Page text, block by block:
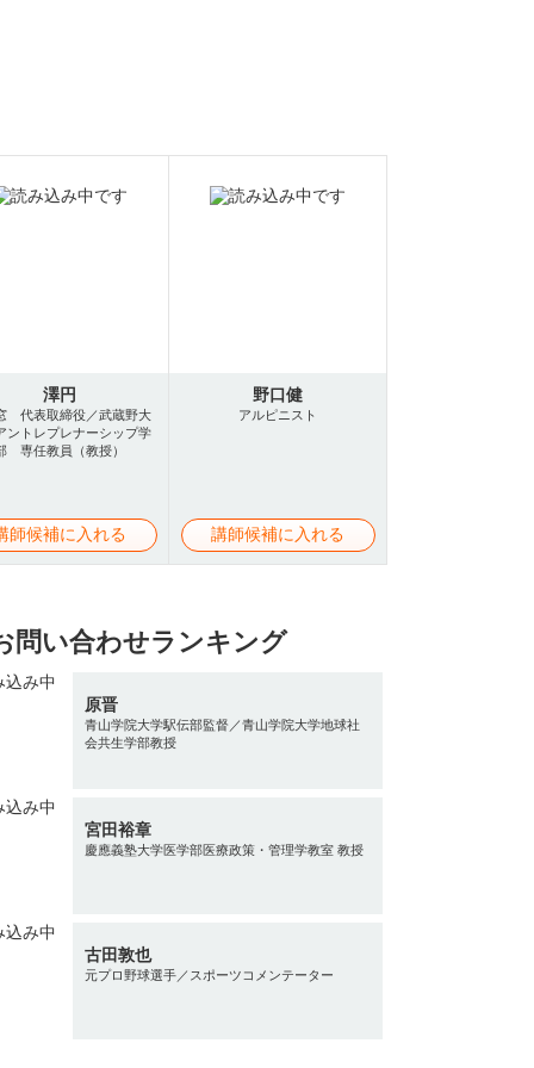
澤円
代表取締役／武蔵野大
トレプレナーシップ学
専任教員（教授）
師候補に入れる
野口健
アルピニスト
講師候補に入れる
問い合わせランキング
原晋
青山学院大学駅伝部監督／青山学院大学地球社
会共生学部教授
宮田裕章
慶應義塾大学医学部医療政策・管理学教室 教授
古田敦也
元プロ野球選手／スポーツコメンテーター